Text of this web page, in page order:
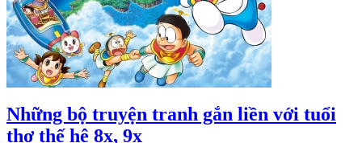
Những bộ truyện tranh gắn liền với tuổi
thơ thế hệ 8x, 9x